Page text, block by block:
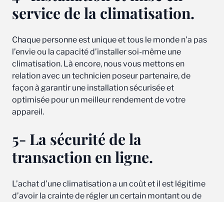
service de la climatisation.
Chaque personne est unique et tous le monde n’a pas
l’envie ou la capacité d’installer soi-même une
climatisation. Là encore, nous vous mettons en
relation avec un technicien poseur partenaire, de
façon à garantir une installation sécurisée et
optimisée pour un meilleur rendement de votre
appareil.
5- La sécurité de la
transaction en ligne.
L’achat d’une climatisation a un coût et il est légitime
d’avoir la crainte de régler un certain montant ou de